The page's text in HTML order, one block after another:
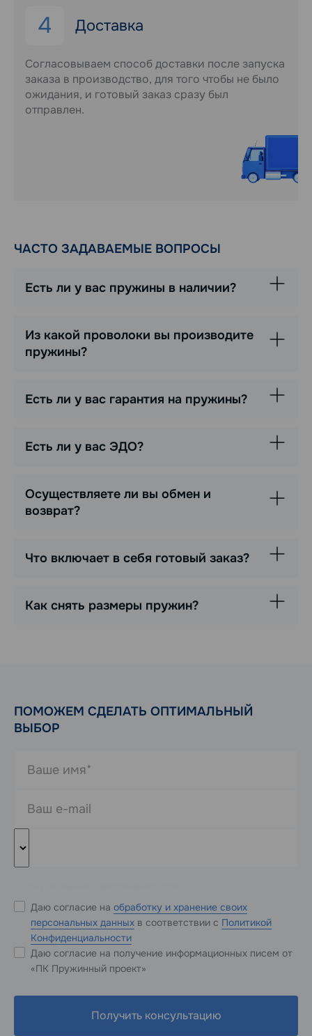
4 Доставка
Согласовываем способ доставки после запуска
заказа в производство, для того чтобы не было
ожидания, и готовый заказ сразу был
отправлен.
ЧАСТО ЗАДАВАЕМЫЕ ВОПРОСЫ
Есть ли у вас пружины в наличии?
Из какой проволоки вы производите
пружины?
Есть ли у вас гарантия на пружины?
Есть ли у вас ЭДО?
Осуществляете ли вы обмен и
возврат?
Что включает в себя готовый заказ?
Как снять размеры пружин?
ПОМОЖЕМ СДЕЛАТЬ ОПТИМАЛЬНЫЙ
ВЫБОР
Даю согласие на обработку и хранение своих
персональных данных в соответствии с Политикой
Конфиденциальности
Даю согласие на получение информационных писем от
«ПК Пружинный проект»
Получить консультацию